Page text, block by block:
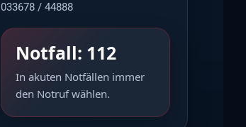
033678 / 44888
Notfall: 112
In akuten Notfällen immer
den Notruf wählen.